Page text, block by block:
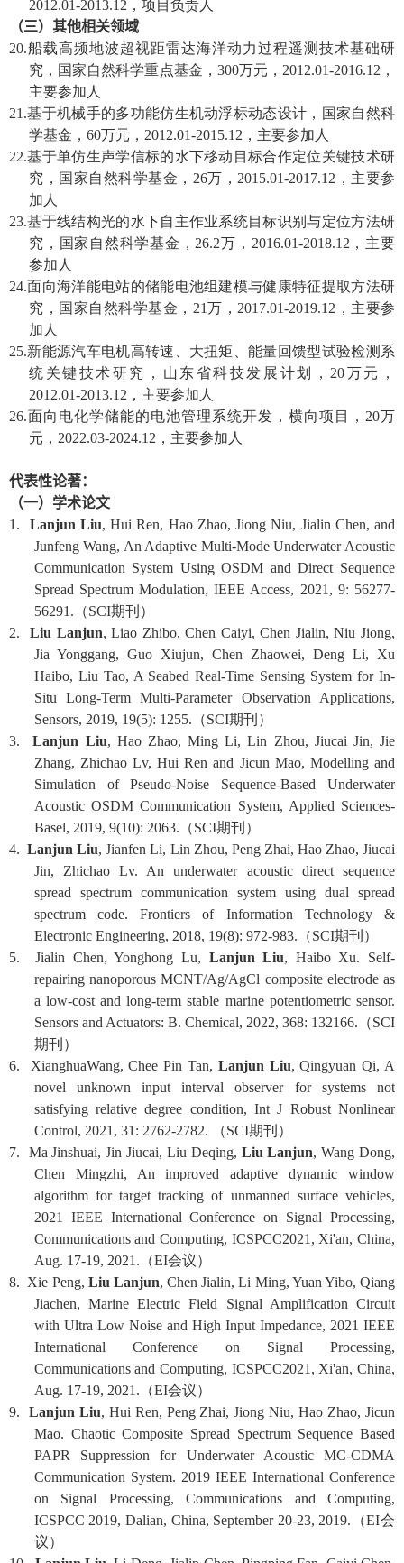
2012.01-2013.12 ，项目负责人
（三）其他相关领域
20.船载高频地波超视距雷达海洋动力过程遥测技术基础研
究，国家自然科学重点基金， 300万元， 2012.01-2016.12 ，
主要参加人
21.基于机械手的多功能仿生机动浮标动态设计，国家自然科
学基金，60万元， 2012.01-2015.12 ，主要参加人
22.基于单仿生声学信标的水下移动目标合作定位关键技术研
究，国家自然科学基金， 26万， 2015.01-2017.12 ，主要参
加人
23.基于线结构光的水下自主作业系统目标识别与定位方法研
究，国家自然科学基金， 26.2万， 2016.01-2018.12 ，主要
参加人
24.面向海洋能电站的储能电池组建模与健康特征提取方法研
究，国家自然科学基金， 21万， 2017.01-2019.12 ，主要参
加人
25.新能源汽车电机高转速、大扭矩、能量回馈型试验检测系
统关键技术研究，山东省科技发展计划， 20万元，
2012.01-2013.12 ，主要参加人
26.面向电化学储能的电池管理系统开发，横向项目， 20万
元， 2022.03-2024.12 ，主要参加人
代表性论著：
（一）学术论文
1. Lanjun Liu, Hui Ren, Hao Zhao, Jiong Niu, Jialin Chen, and
Junfeng Wang, An Adaptive Multi-Mode Underwater Acoustic
Communication System Using OSDM and Direct Sequence
Spread Spectrum Modulation, IEEE Access, 2021, 9: 56277-
56291. （SCI期刊）
2.Liu Lanjun, Liao Zhibo, Chen Caiyi, Chen Jialin, Niu Jiong,
Jia Yonggang, Guo Xiujun, Chen Zhaowei, Deng Li, Xu
Haibo, Liu Tao, A Seabed Real-Time Sensing System for In-
Situ Long-Term Multi-Parameter Observation Applications,
Sensors, 2019, 19(5): 1255. （SCI期刊）
3.Lanjun Liu, Hao Zhao, Ming Li, Lin Zhou, Jiucai Jin, Jie
Zhang, Zhichao Lv, Hui Ren and Jicun Mao, Modelling and
Simulation of Pseudo-Noise Sequence-Based Underwater
Acoustic OSDM Communication System, Applied Sciences-
Basel, 2019, 9(10): 2063. （SCI期刊）
4.Lanjun Liu, Jianfen Li, Lin Zhou, Peng Zhai, Hao Zhao, Jiucai
Jin, Zhichao Lv. An underwater acoustic direct sequence
spread spectrum communication system using dual spread
spectrum code. Frontiers of Information Technology &
Electronic Engineering, 2018, 19(8): 972-983. （SCI期刊）
5. Jialin Chen, Yonghong Lu, Lanjun Liu, Haibo Xu. Self-
repairing nanoporous MCNT/Ag/AgCl composite electrode as
a low-cost and long-term stable marine potentiometric sensor.
Sensors and Actuators: B. Chemical, 2022, 368: 132166. （SCI
期刊）
6. XianghuaWang, Chee Pin Tan, Lanjun Liu, Qingyuan Qi, A
novel unknown input interval observer for systems not
satisfying relative degree condition, Int J Robust Nonlinear
Control, 2021, 31: 2762-2782.
（SCI期刊）
7. Ma Jinshuai, Jin Jiucai, Liu Deqing, Liu Lanjun, Wang Dong,
Chen Mingzhi, An improved adaptive dynamic window
algorithm for target tracking of unmanned surface vehicles,
2021 IEEE International Conference on Signal Processing,
Communications and Computing, ICSPCC2021, Xi'an, China,
Aug. 17-19, 2021. （EI会议）
8. Xie Peng, Liu Lanjun, Chen Jialin, Li Ming, Yuan Yibo, Qiang
Jiachen, Marine Electric Field Signal Amplification Circuit
with Ultra Low Noise and High Input Impedance, 2021 IEEE
International Conference on Signal Processing,
Communications and Computing, ICSPCC2021, Xi'an, China,
Aug. 17-19, 2021. （EI会议）
9. Lanjun Liu, Hui Ren, Peng Zhai, Jiong Niu, Hao Zhao, Jicun
Mao. Chaotic Composite Spread Spectrum Sequence Based
PAPR Suppression for Underwater Acoustic MC-CDMA
Communication System. 2019 IEEE International Conference
on Signal Processing, Communications and Computing,
ICSPCC 2019, Dalian, China, September 20-23, 2019. （EI会
议）